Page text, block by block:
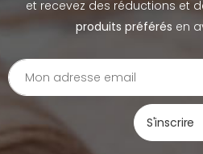
et recevez des réductions et
produits préférés en
S'inscrire